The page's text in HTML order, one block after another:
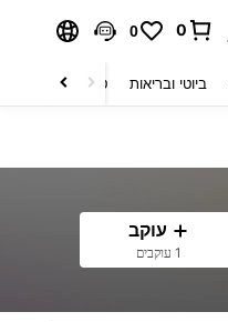
0
0
ביוטי ובריאות טקסטיל לבית
עוקב
1 עוקבים